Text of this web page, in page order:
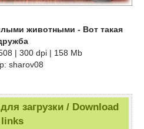
животными - Вот такая
| 300 dpi | 158 Mb
sharov08
загрузки / Download
links